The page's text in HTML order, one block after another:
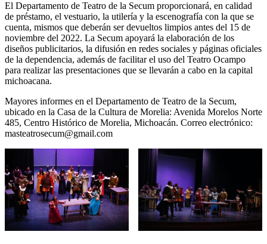
El Departamento de Teatro de la Secum proporcionará, en calidad
de préstamo, el vestuario, la utilería y la escenografía con la que se
cuenta, mismos que deberán ser devueltos limpios antes del 15 de
noviembre del 2022. La Secum apoyará la elaboración de los
diseños publicitarios, la difusión en redes sociales y páginas oficiales
de la dependencia, además de facilitar el uso del Teatro Ocampo
para realizar las presentaciones que se llevarán a cabo en la capital
michoacana.
Mayores informes en el Departamento de Teatro de la Secum,
ubicado en la Casa de la Cultura de Morelia: Avenida Morelos Norte
485, Centro Histórico de Morelia, Michoacán. Correo electrónico:
masteatrosecum@gmail.com